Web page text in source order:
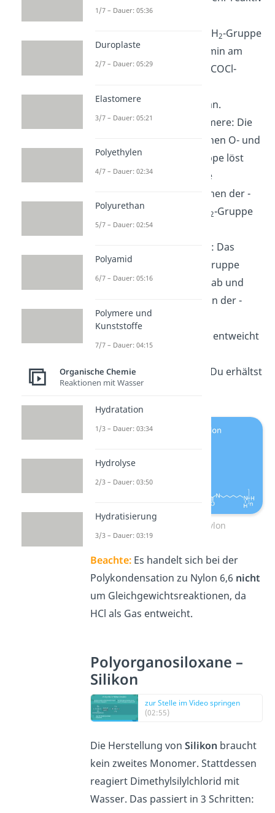
ist, greift das freie
Elektronenpaar der -NH2-Gruppe
des Hexamethylendiamin am
Kohlenstoffatom der -COCl-
Adipinsäuredichlorid an.
2. Bindung
der Monomere: Die
Doppelbindung zwischen O- und
C-Atom der COCl-Gruppe löst
sich auf, wodurch eine
Einfachbindung zwischen der -
COCl-Gruppe und -NH
2-Gruppe
entsteht.
von HCl: Das
Chloratom der COCl-Gruppe
spaltet sich als Cl
-Ion ab und
nimmt dabei ein Proton der -
NH2 -Gruppe mit. HCl
und entweicht
4.Bildung
von Nylon: Du erhältst
Nylon 6,6
Polykondensation Nylon
Beachte: Es handelt sich bei der
Polykondensation zu Nylon 6,6 nicht
um Gleichgewichtsreaktionen, da
HCl als Gas entweicht.
Polyorganosiloxane –
Silikon
zur Stelle im Video springen
(02:55)
Die Herstellung vonSilikon braucht
kein zweites Monomer. Stattdessen
reagiert Dimethylsilylchlorid mit
Wasser. Das passiert in 3 Schritten:
1/7 – Dauer: 05:36
Duroplaste
2/7 – Dauer: 05:29
Elastomere
3/7 – Dauer: 05:21
Polyethylen
4/7 – Dauer: 02:34
Polyurethan
5/7 – Dauer: 02:54
Polyamid
6/7 – Dauer: 05:16
Polymere und
Kunststoffe
7/7 – Dauer: 04:15
Organische Chemie
Reaktionen mit Wasser
Hydratation
1/3 – Dauer: 03:34
Hydrolyse
2/3 – Dauer: 03:50
Hydratisierung
3/3 – Dauer: 03:19